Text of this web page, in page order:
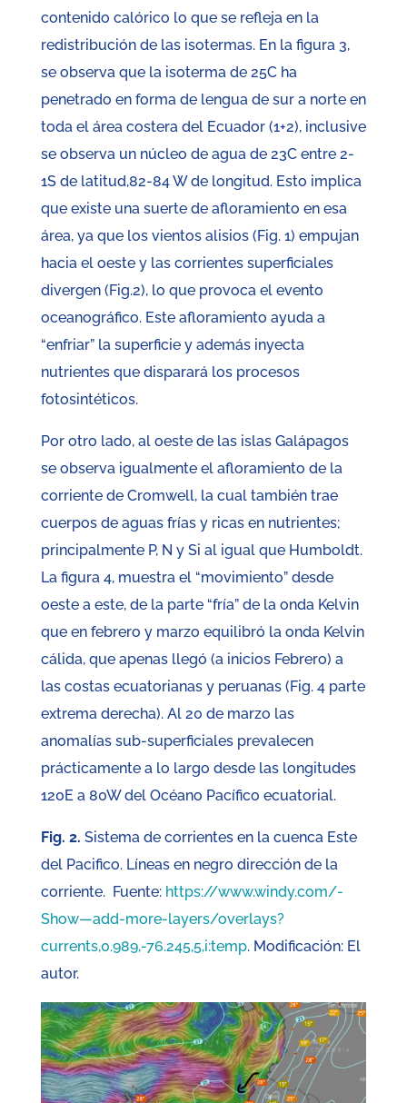
contenido calórico lo que se refleja en la
redistribución de las isotermas. En la figura 3,
se observa que la isoterma de 25C ha
penetrado en forma de lengua de sur a norte en
toda el área costera del Ecuador (1+2), inclusive
se observa un núcleo de agua de 23C entre 2-
1S de latitud,82-84 W de longitud. Esto implica
que existe una suerte de afloramiento en esa
área, ya que los vientos alisios (Fig. 1) empujan
hacia el oeste y las corrientes superficiales
divergen (Fig.2), lo que provoca el evento
oceanográfico. Este afloramiento ayuda a
“enfriar” la superficie y además inyecta
nutrientes que disparará los procesos
fotosintéticos.
Por otro lado, al oeste de las islas Galápagos
se observa igualmente el afloramiento de la
corriente de Cromwell, la cual también trae
cuerpos de aguas frías y ricas en nutrientes;
principalmente P, N y Si al igual que Humboldt.
La figura 4, muestra el “movimiento” desde
oeste a este, de la parte “fría” de la onda Kelvin
que en febrero y marzo equilibró la onda Kelvin
cálida, que apenas llegó (a inicios Febrero) a
las costas ecuatorianas y peruanas (Fig. 4 parte
extrema derecha). Al 20 de marzo las
anomalías sub-superficiales prevalecen
prácticamente a lo largo desde las longitudes
120E a 80W del Océano Pacífico ecuatorial.
Fig. 2. Sistema de corrientes en la cuenca Este
del Pacifico. Líneas en negro dirección de la
corriente. Fuente: https://www.windy.com/-
Show—add-more-layers/overlays?
currents,0.989,-76.245,5,i:temp. Modificación: El
autor.